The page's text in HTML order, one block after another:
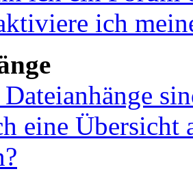
ich
eine Übersicht